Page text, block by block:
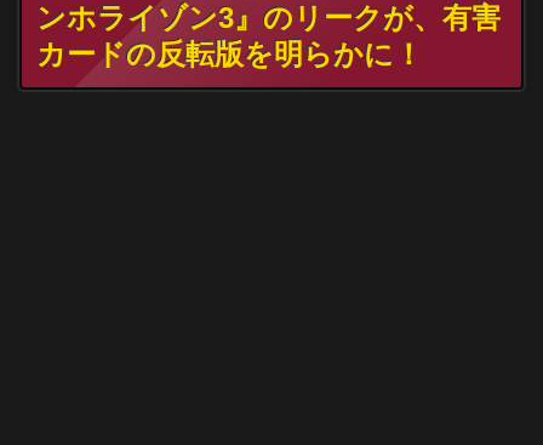
ンホライゾン3』のリークが、有害
カードの反転版を明らかに！